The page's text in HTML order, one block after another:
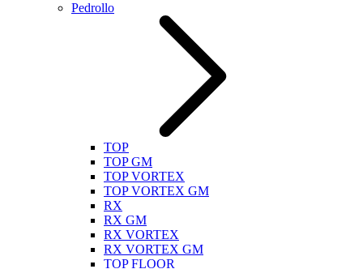
Pedrollo
TOP
TOP GM
TOP VORTEX
TOP VORTEX GM
RX
RX GM
RX VORTEX
RX VORTEX GM
TOP FLOOR